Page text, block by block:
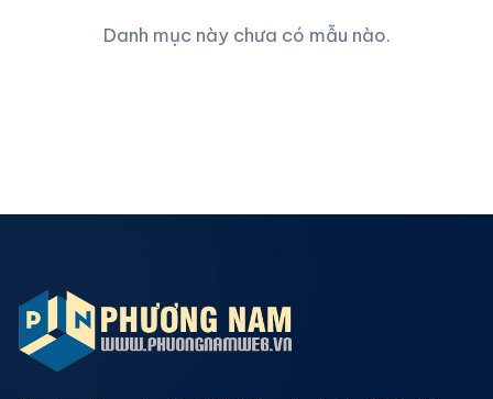
Danh mục này chưa có mẫu nào.